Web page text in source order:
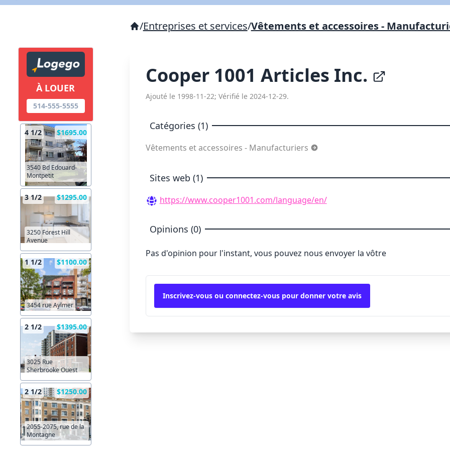
À LOUER
514-555-5555
4 1/2 $1695.00
3540 Bd Edouard-
Montpetit
3 1/2 $1295.00
3250 Forest Hill
Avenue
1 1/2 $1100.00
3454 rue Aylmer
2 1/2 $1395.00
3025 Rue
Sherbrooke Ouest
2 1/2 $1250.00
2055-2075, rue de la
Montagne
/Entreprises et services/Vêtements et accessoires -
Cooper 1001 Articles Inc.
Ajouté le 1998-11-22; Vérifié le 2024-12-29.
Catégories (1)
Vêtements et accessoires - Manufacturiers
Sites web (1)
https://www.cooper1001.com/language/en/
Opinions (0)
Pas d'opinion pour l'instant, vous pouvez nous envoyer la vôtre
Inscrivez-vous ou connectez-vous pour donner votre avis
X Fermer Envoyez
Copier lien
X Fermer